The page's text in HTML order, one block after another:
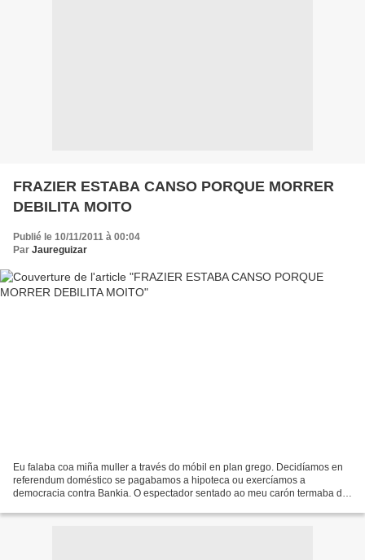
FRAZIER ESTABA CANSO PORQUE MORRER
DEBILITA MOITO
Publié le 10/11/2011 à 00:04
Par Jaureguizar
Eu falaba coa miña muller a través do móbil en plan grego. Decidíamos en
referendum doméstico se pagabamos a hipoteca ou exercíamos a
democracia contra Bankia. O espectador sentado ao meu carón termaba do